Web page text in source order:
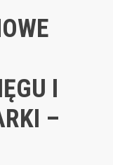
I
–